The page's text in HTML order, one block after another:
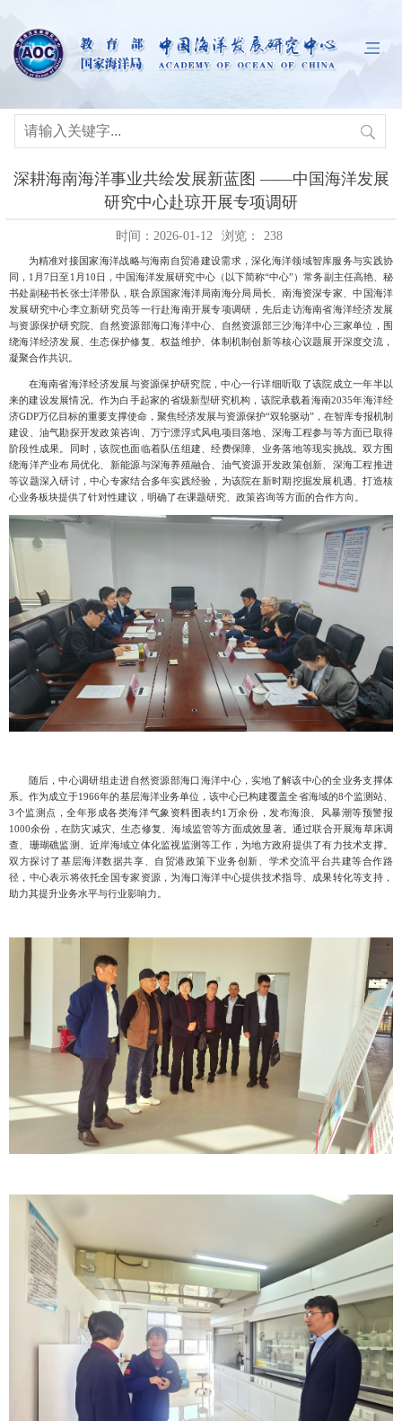
深耕海南海洋事业共绘发展新蓝图 ——中国海洋发展
研究中心赴琼开展专项调研
时间：2026-01-12 浏览： 238
为精准对接国家海洋战略与海南自贸港建设需求，深化海洋领域智库服务与实践协
同， 1月7日至1月10 日 ，中国海洋发展研究中心（以下简称“中心”）常务副主任高艳、秘
书处副秘书长张士洋带队，联合原国家海洋局南海分局局长、南海资深专家、中国海洋
发展研究中心李立新研究员等一行赴海南开展专项调研，先后走访海南省海洋经济发展
与资源保护研究院、自然资源部海口海洋中心、自然资源部三沙海洋中心三家单位，围
绕海洋经济发展、生态保护修复、权益维护、体制机制创新等核心议题展开深度交流，
凝聚合作共识。
在海南省海洋经济发展与资源保护研究院，中心一行详细听取了该院成立一年半以
来的建设发展情况。作为白手起家的省级新型研究机构，该院承载着海南2035年海洋经
济GDP万亿目标的重要支撑使命，聚焦经济发展与资源保护“双轮驱动”，在智库专报机制
建设、油气勘探开发政策咨询、万宁漂浮式风电项目落地、深海工程参与等方面已取得
阶段性成果。同时，该院也面临着队伍组建、经费保障、业务落地等现实挑战。双方围
绕海洋产业布局优化、新能源与深海养殖融合、油气资源开发政策创新、深海工程推进
等议题深入研讨，中心专家结合多年实践经验，为该院在新时期挖掘发展机遇、打造核
心业务板块提供了针对性建议，明确了在课题研究、政策咨询等方面的合作方向。
随后，中心调研组走进自然资源部海口海洋中心，实地了解该中心的全业务支撑体
系。作为成立于1966年的基层海洋业务单位，该中心已构建覆盖全省海域的8个监测站、
3个监测点，全年形成各类海洋气象资料图表约1万余份，发布海浪、风暴潮等预警报
1000余份，在防灾减灾、生态修复、海域监管等方面成效显著。通过联合开展海草床调
查、珊瑚礁监测、近岸海域立体化监视监测等工作，为地方政府提供了有力技术支撑。
双方探讨了基层海洋数据共享、自贸港政策下业务创新、学术交流平台共建等合作路
径，中心表示将依托全国专家资源，为海口海洋中心提供技术指导、成果转化等支持，
助力其提升业务水平与行业影响力。